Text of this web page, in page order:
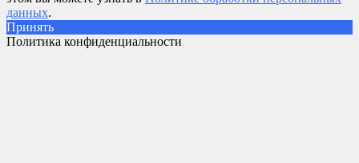
данных.
Принять
Политика конфиденциальности